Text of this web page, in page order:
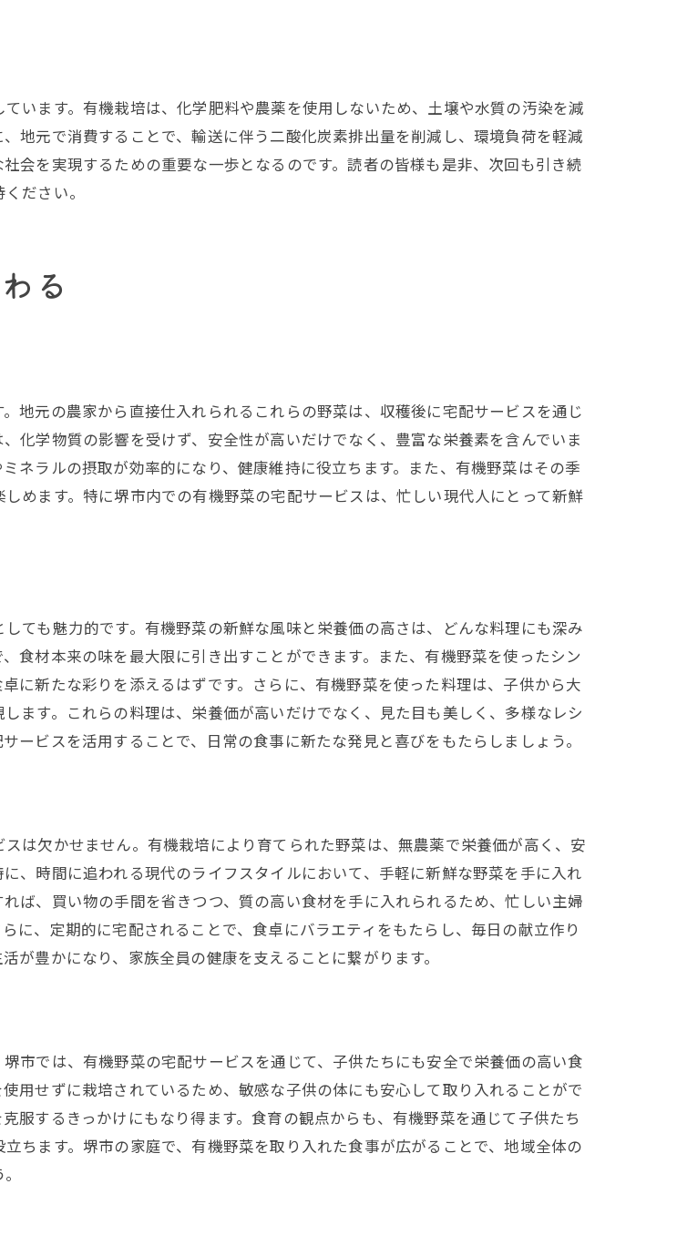
リアした堺市の有機野菜宅配
できる有機野菜の原産地
野菜選びに役立つチェックポイント
ビスが堺市の健康を支える理由
志向を支える有機野菜の強み
習慣を作る有機野菜の重要性
な未来を築くための有機野菜
います。有機栽培は、化学肥料や農薬を使用しないため、土壌や水質の汚染を減
地元で消費することで、輸送に伴う二酸化炭素排出量を削減し、環境負荷を軽減
会を実現するための重要な一歩となるのです。読者の皆様も是非、次回も引き続
ださい。
る
地元の農家から直接仕入れられるこれらの野菜は、収穫後に宅配サービスを通じ
化学物質の影響を受けず、安全性が高いだけでなく、豊富な栄養素を含んでいま
ネラルの摂取が効率的になり、健康維持に役立ちます。また、有機野菜はその季
めます。特に堺市内での有機野菜の宅配サービスは、忙しい現代人にとって新鮮
ても魅力的です。有機野菜の新鮮な風味と栄養価の高さは、どんな料理にも深み
食材本来の味を最大限に引き出すことができます。また、有機野菜を使ったシン
に新たな彩りを添えるはずです。さらに、有機野菜を使った料理は、子供から大
ます。これらの料理は、栄養価が高いだけでなく、見た目も美しく、多様なレシ
ービスを活用することで、日常の食事に新たな発見と喜びをもたらしましょう。
は欠かせません。有機栽培により育てられた野菜は、無農薬で栄養価が高く、安
、時間に追われる現代のライフスタイルにおいて、手軽に新鮮な野菜を手に入れ
ば、買い物の手間を省きつつ、質の高い食材を手に入れられるため、忙しい主婦
に、定期的に宅配されることで、食卓にバラエティをもたらし、毎日の献立作り
が豊かになり、家族全員の健康を支えることに繋がります。
市では、有機野菜の宅配サービスを通じて、子供たちにも安全で栄養価の高い食
用せずに栽培されているため、敏感な子供の体にも安心して取り入れることがで
服するきっかけにもなり得ます。食育の観点からも、有機野菜を通じて子供たち
ちます。堺市の家庭で、有機野菜を取り入れた食事が広がることで、地域全体の